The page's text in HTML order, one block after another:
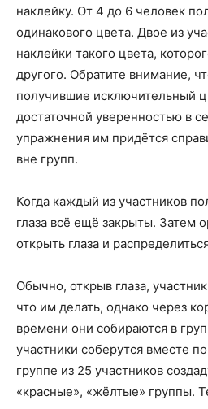
наклейку. От 4 до 6 человек
одинакового цвета. Двое из
наклейки такого цвета,
другого. Обратите внимание,
получившие исключительный
достаточной уверенностью в
упражнения им придётся
вне групп.
Когда каждый из участников
глаза всё ещё закрыты. Затем
открыть глаза и
Обычно, открыв глаза,
что им делать, однако через
времени они собираются в
участники соберутся вместе
группе из 25 участников
«красные», «жёлтые» группы.